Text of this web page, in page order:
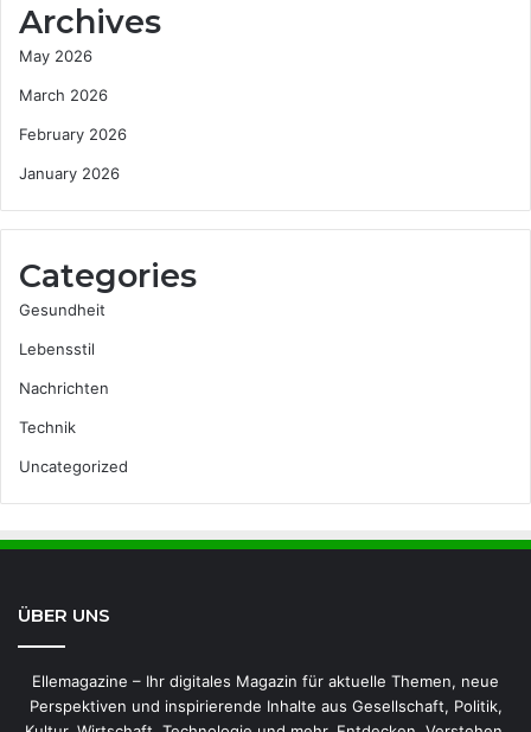
Archives
May 2026
March 2026
February 2026
January 2026
Categories
Gesundheit
Lebensstil
Nachrichten
Technik
Uncategorized
ÜBER UNS
Ellemagazine – Ihr digitales Magazin für aktuelle Themen, neue
Perspektiven und inspirierende Inhalte aus Gesellschaft, Politik,